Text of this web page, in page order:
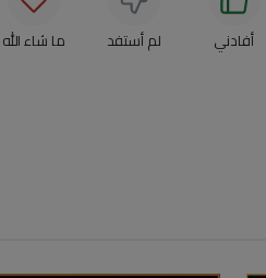
أفادني لم أستفد ما شاء الله